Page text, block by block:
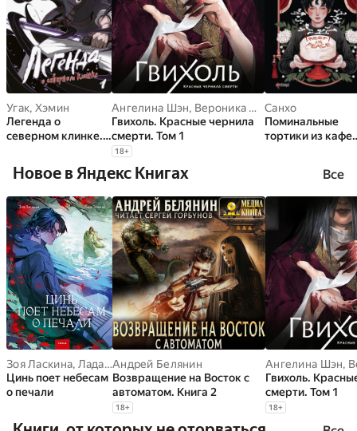
Угак, Хэмин
Легенда о
северном клинке.
Ангелина Шэн, Вероника Шэн
Гвихоль. Красные чернила
смерти. Том 1
18+
Санхо
Поминальные
тортики из кафе
Новое в Яндекс Книгах Все
Зоя Ласкина, Лада Змеева
Цинь поет небесам
о печали
Андрей Белянин
Возвращение на Восток с
автоматом. Книга 2
18+
Ангелина Шэн,
Гвихоль.
смерти. Том 1
18+